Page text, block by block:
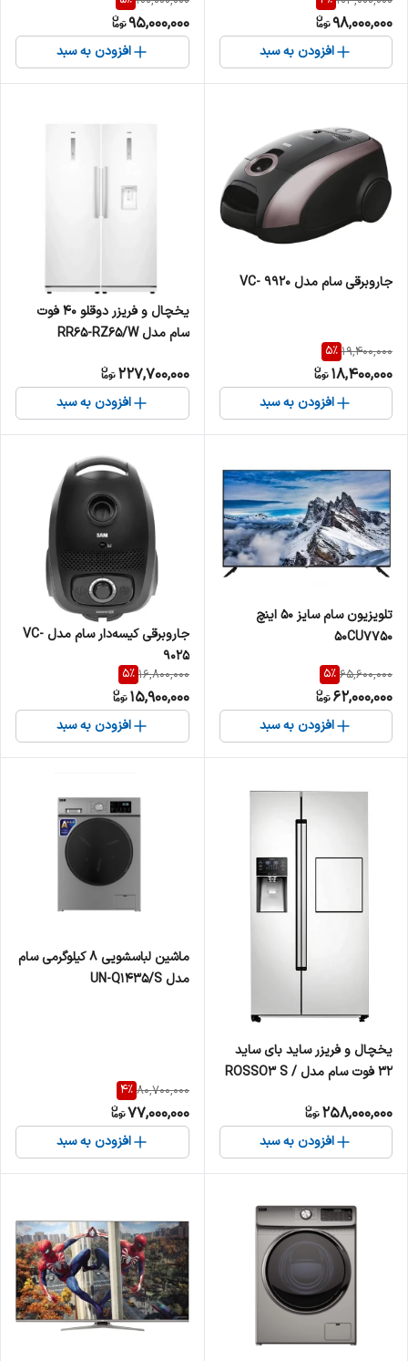
98,000,000
افزودن به سبد
95,000,000
افزودن به سبد
جاروبرقی سام مدل VC- 9920
19,400,000
5%
18,400,000
افزودن به سبد
یخچال و فریزر دوقلو 40 فوت
سام مدل RR65-RZ65/W
227,700,000
افزودن به سبد
تلویزیون سام سایز 50 اینچ
50CU7750
65,600,000
5%
62,000,000
افزودن به سبد
جاروبرقی کیسه‌دار سام مدل VC-
9025
16,800,000
5%
15,900,000
افزودن به سبد
یخچال و فریزر ساید بای ساید
32 فوت سام مدل ROSSO3 S /
258,000,000
افزودن به سبد
ماشین لباسشویی 8 کیلوگرمی سام
مدل UN-Q1435/S
80,700,000
4%
77,000,000
افزودن به سبد